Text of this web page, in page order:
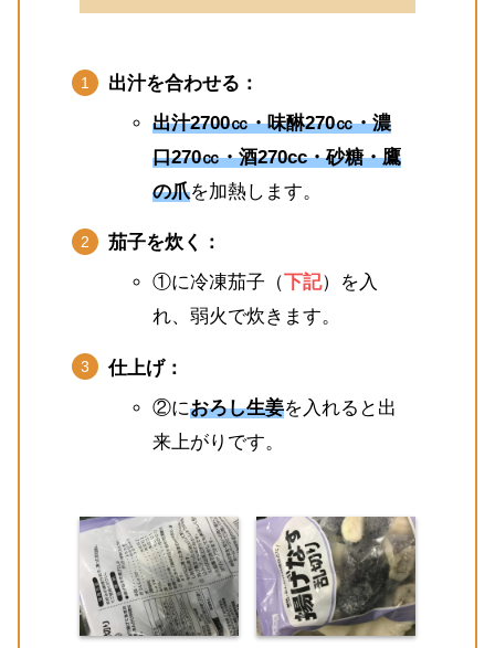
出汁を合わせる：
出汁2700㏄・味醂270㏄・濃
口270㏄・酒270cc・砂糖・鷹
の爪を加熱します。
茄子を炊く：
①に冷凍茄子（下記）を入
れ、弱火で炊きます。
仕上げ：
②におろし生姜を入れると出
来上がりです。